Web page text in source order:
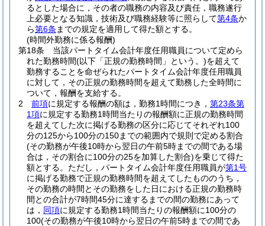
るとした場合に，その者の職務の内容及び責任，職務遂行
上必要となる知識，技術及び職務経験等に照らして第4条か
ら第6条 までの規定を適用して得た額とする。
(時間外勤務に係る報酬)
第18条
当該パートタイム会計年度任用職員について定めら
れた勤務時間(以下「正規の勤務時間」という。)を超えて
勤務することを命ぜられたパートタイム会計年度任用職員
に対して，その正規の勤務時間を超えて勤務した全時間に
ついて，報酬を支給する。
2
前項に規定する報酬の額は，勤務1時間につき， 第23条第
1項に規定する勤務1時間当たりの報酬額に正規の勤務時間
を超えてした次に掲げる勤務の区分に応じてそれぞれ100
分の125から100分の150までの範囲内で規則で定める割合
(その勤務が午後10時から翌日の午前5時までの間である場
合は，その割合に100分の25を加算した割合)を乗じて得た
額とする。 ただし，パートタイム会計年度任用職員が第1号
に掲げる勤務で正規の勤務時間を超えてしたもののうち，
その勤務の時間とその勤務をした日における正規の勤務時
間との合計が7時間45分に達するまでの間の勤務にあって
は， 同項に規定する勤務1時間当たりの報酬額に100分の
100(その勤務が午後10時から翌日の午前5時までの間であ